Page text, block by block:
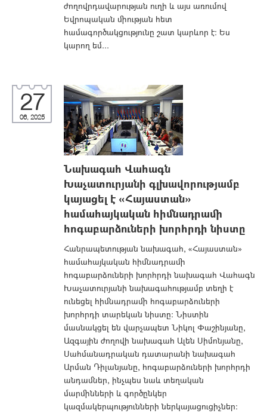
ժողովրդավարության ուղի և այս առումով
Եվրոպական միության հետ
համագործակցությունը շատ կարևոր է։ Ես
կարող եմ...
27
06, 2025
Նախագահ Վահագն
Խաչատուրյանի գլխավորությամբ
կայացել է «Հայաստան»
համահայկական հիմնադրամի
հոգաբարձուների խորհրդի նիստը
Հանրապետության նախագահ, «Հայաստան»
համահայկական հիմնադրամի
հոգաբարձուների խորհրդի նախագահ Վահագն
Խաչատուրյանի նախագահությամբ տեղի է
ունեցել հիմնադրամի հոգաբարձուների
խորհրդի տարեկան նիստը։ Նիստին
մասնակցել են վարչապետ Նիկոլ Փաշինյանը,
Ազգային ժողովի նախագահ Ալեն Սիմոնյանը,
Սահմանադրական դատարանի նախագահ
Արման Դիլանյանը, հոգաբարձուների խորհրդի
անդամներ, ինչպես նաև տեղական
մարմինների և գործընկեր
կազմակերպությունների ներկայացուցիչներ։